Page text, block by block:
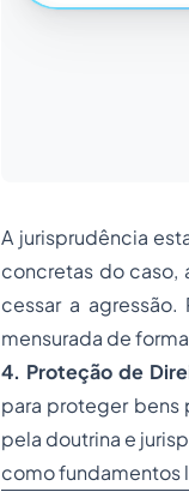
A jurisprudência
concretas do caso,
cessar a
mensurada de
4. Proteção de
para proteger bens
pela doutrina e
como fundamentos